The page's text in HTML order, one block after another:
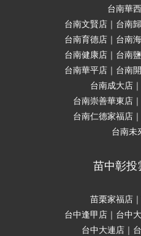
台南華
台南文賢店｜台南
台南育德店｜台南
台南健康店｜台南
台南華平店｜台南
台南成大店
台南崇善華東店
台南仁德家福店
台南未
苗中彰投
苗栗家福店
台中逢甲店｜台中
台中大連店｜